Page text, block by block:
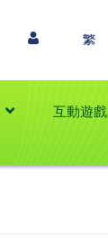
互動遊戲